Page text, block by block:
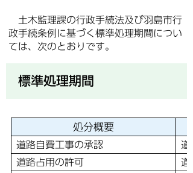
土木監理課の行政手続法及び羽島市行
政手続条例に基づく標準処理期間につい
ては、次のとおりです。
標準処理期間
処分概要
道路自費工事の承認
道
道路占用の許可
道